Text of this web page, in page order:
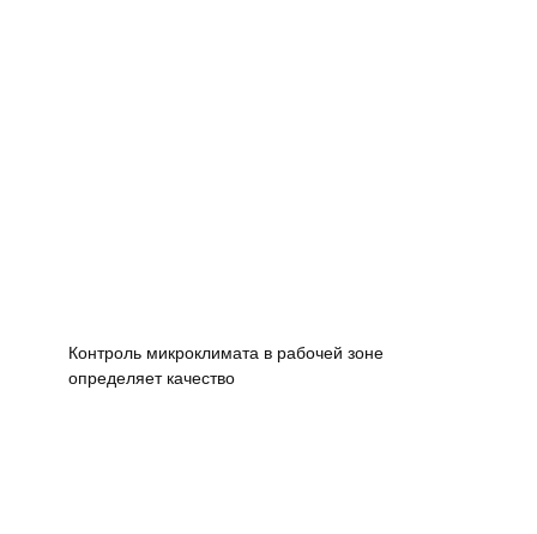
Контроль микроклимата в рабочей зоне
определяет качество